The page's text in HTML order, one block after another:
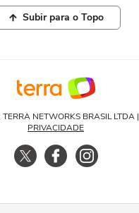
Subir para o Topo
NETWORKS BRASIL LTDA |
PRIVACIDADE